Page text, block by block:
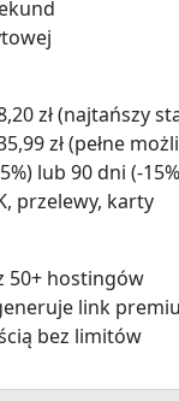
zł (najtańszy
zł (pełne
lub 90 dni (-
przelewy, karty
50+ hostingów
link
bez limitów